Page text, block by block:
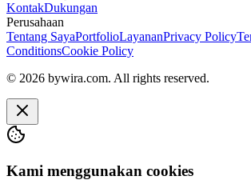
KontakDukungan
Perusahaan
Tentang SayaPortfolioLayananPrivacy Policy
ConditionsCookie Policy
© 2026 bywira.com. All rights reserved.
Kami menggunakan cookies